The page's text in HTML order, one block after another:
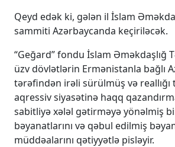
Qeyd edək ki, gələn il İslam
sammiti Azərbaycanda keçiriləcək.
“Geğard” fondu İslam Əməkdaşlığ
üzv dövlətlərin Ermənistanla bağlı
tərəfindən irəli sürülmüş və
aqressiv siyasətinə haqq
sabitliyə xələl gətirməyə yönəlmiş
bəyanatlarını və qəbul edilmiş
müddəalarını qətiyyətlə pisləyir.